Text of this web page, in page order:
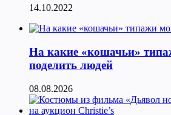
14.10.2022
На какие «кошачьи»
поделить людей
08.08.2026